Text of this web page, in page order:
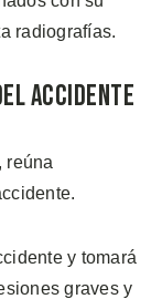
radiografías.
Accidente
reúna
y tomará
graves y